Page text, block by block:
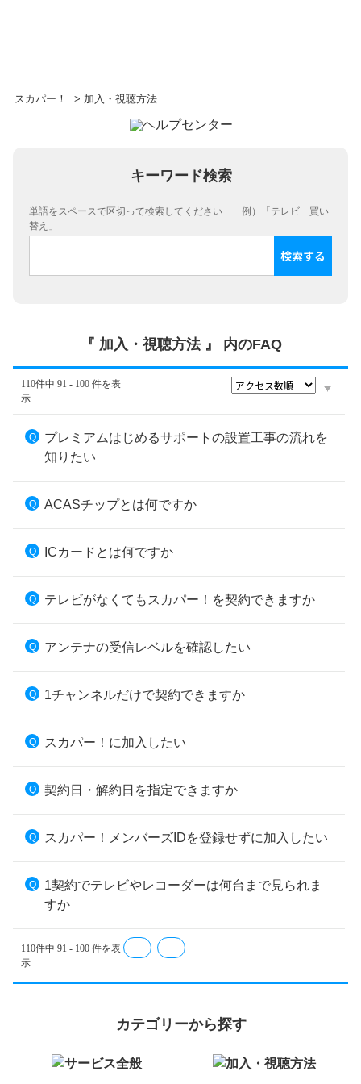
スカパー！ > 加入・視聴方法
キーワード検索
単語をスペースで区切って検索してください 例）「テレビ 買い
替え」
『 加入・視聴方法 』 内のFAQ
110件中 91 - 100 件を表
示
プレミアムはじめるサポートの設置工事の流れを
知りたい
ACASチップとは何ですか
ICカードとは何ですか
テレビがなくてもスカパー！を契約できますか
アンテナの受信レベルを確認したい
1チャンネルだけで契約できますか
スカパー！に加入したい
契約日・解約日を指定できますか
スカパー！メンバーズIDを登録せずに加入したい
1契約でテレビやレコーダーは何台まで見られま
すか
110件中 91 - 100 件を表
示
カテゴリーから探す